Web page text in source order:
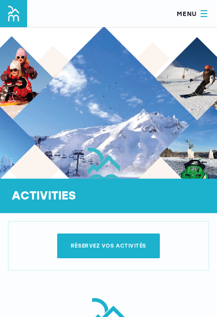
MENU
ACTIVITIES
RÉSERVEZ VOS ACTIVITÉS